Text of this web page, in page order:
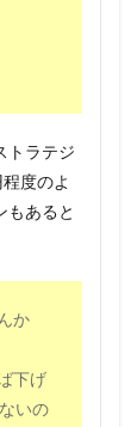
トラテジ
度のよ
もあると
か
下げ
いの